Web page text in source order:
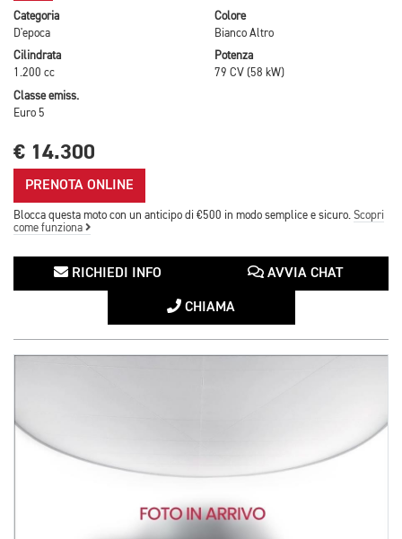
Categoria
D'epoca
Colore
Bianco Altro
Cilindrata
1.200 cc
Potenza
79 CV (58 kW)
Classe emiss.
Euro 5
€ 14.300
PRENOTA ONLINE
Blocca questa moto con un anticipo di €500 in modo semplice e sicuro. Scopri
come funziona
RICHIEDI INFO AVVIA CHAT
CHIAMA